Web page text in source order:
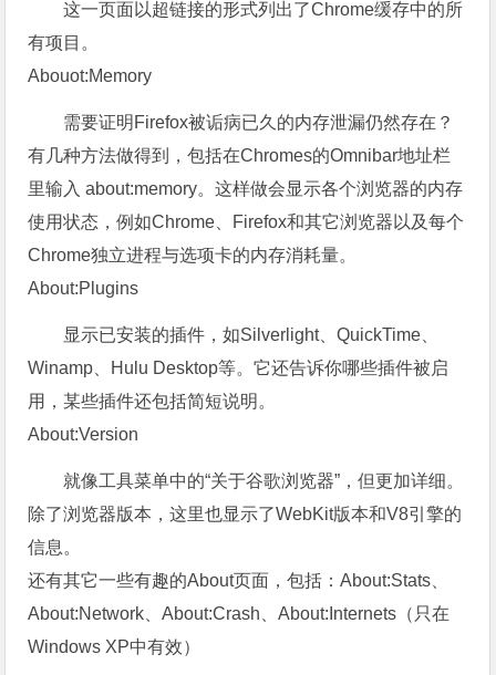
这一页面以超链接的形式列出了Chrome缓存中的所
有项目。
Abouot:Memory
需要证明Firefox被诟病已久的内存泄漏仍然存在？
有几种方法做得到，包括在Chromes的Omnibar地址栏
里输入 about:memory。这样做会显示各个浏览器的内存
使用状态，例如Chrome、Firefox和其它浏览器以及每个
Chrome独立进程与选项卡的内存消耗量。
About:Plugins
显示已安装的插件，如Silverlight、QuickTime、
Winamp、Hulu Desktop等。它还告诉你哪些插件被启
用，某些插件还包括简短说明。
About:Version
就像工具菜单中的“关于谷歌浏览器”，但更加详细。
除了浏览器版本，这里也显示了WebKit版本和V8引擎的
信息。
还有其它一些有趣的About页面，包括：About:Stats、
About:Network、About:Crash、About:Internets（只在
Windows XP中有效）